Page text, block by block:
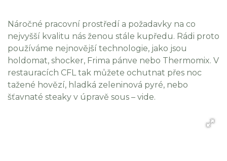
Náročné pracovní prostředí a požadavky na co
nejvyšší kvalitu nás ženou stále kupředu. Rádi proto
používáme nejnovější technologie, jako jsou
holdomat, shocker, Frima pánve nebo Thermomix. V
restauracích CFL tak můžete ochutnat přes noc
tažené hovězí, hladká zeleninová pyré, nebo
šťavnaté steaky v úpravě sous – vide.